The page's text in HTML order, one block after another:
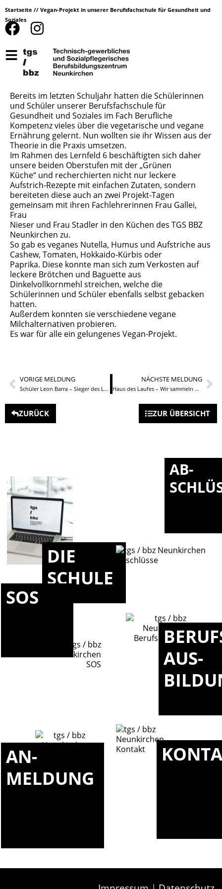
Startseite // Vegan-Projekt in unserer Berufsfachschule für Gesundheit und
Soziales
Bereits im letzten Schuljahr hatten die Schülerinnen
und Schüler unserer Berufsfachschule für
Gesundheit und Soziales im Fach Berufliche
Kompetenz vieles über die vegetarische und vegane
Ernährung gelernt. Nun wollten sie ihr Wissen aus der
Theorie in die Praxis umsetzen.
Im Rahmen des Lernfeld 6 beschäftigten sich daher
unsere beiden Oberstufen mit der „Grünen
Küche“ und recherchierten nicht nur leckere
Aufstrich-Rezepte mit einfachen Zutaten, sondern
bereiteten diese auch an zwei Projekt-Tagen
gemeinsam mit ihren Fachlehrerinnen Frau Gallei,
Frau
Nieser und Frau Stadler in den Küchen des TGS BBZ
Neunkirchen zu.
So gab es veganes Nutella, Humus und Aufstriche aus
Cashew, Tomaten, Hokkaido-Kürbis oder
Paprika. Diese konnte man sich zum Verkosten auf
leckere Brötchen und Baguette aus
Dinkelvollkornmehl streichen, welche die
Schülerinnen und Schüler ebenfalls selbst gebacken
hatten.
Außerdem konnten sie verschiedene vegane
Milchalternativen probieren.
Es war für alle ein gelungenes Vegan-Projekt.
VORIGE MELDUNG
Schüler Leon Barra – Sieger des Landesleistungswettbewerbs
NÄCHSTE MELDUNG
Haus des Laufes – Wir sammeln wieder Kilometer
ZURÜCK ZUR ÜBERSICHT
DIE
SCHULE
AB-
SOS
AUS-
AN-
MELDUNG